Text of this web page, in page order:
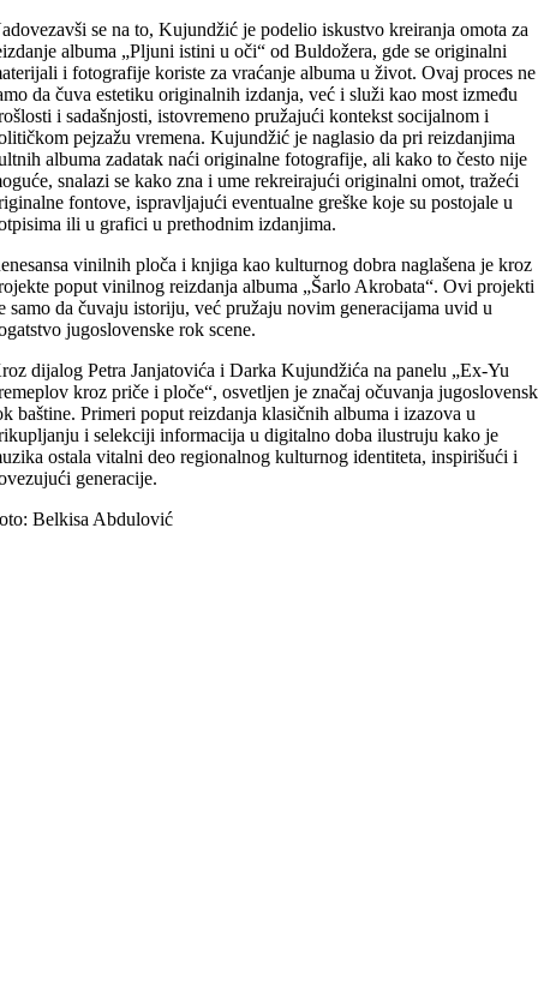
se na to, Kujundžić je podelio iskustvo kreiranja omota za
albuma „Pljuni istini u oči“ od Buldožera, gde se originalni
i fotografije koriste za vraćanje albuma u život. Ovaj proces ne
da čuva estetiku originalnih izdanja, već i služi kao most između
i sadašnjosti, istovremeno pružajući kontekst socijalnom i
pejzažu vremena. Kujundžić je naglasio da pri reizdanjima
albuma zadatak naći originalne fotografije, ali kako to često nije
snalazi se kako zna i ume rekreirajući originalni omot, tražeći
fontove, ispravljajući eventualne greške koje su postojale u
ili u grafici u prethodnim izdanjima.
vinilnih ploča i knjiga kao kulturnog dobra naglašena je kroz
poput vinilnog reizdanja albuma „Šarlo Akrobata“. Ovi projekti
samo da čuvaju istoriju, već pružaju novim generacijama uvid u
jugoslovenske rok scene.
dijalog Petra Janjatovića i Darka Kujundžića na panelu „Ex-Yu
kroz priče i ploče“, osvetljen je značaj očuvanja
baštine. Primeri poput reizdanja klasičnih albuma i izazova u
i selekciji informacija u digitalno doba ilustruju kako je
ostala vitalni deo regionalnog kulturnog identiteta, inspirišući i
generacije.
Belkisa Abdulović